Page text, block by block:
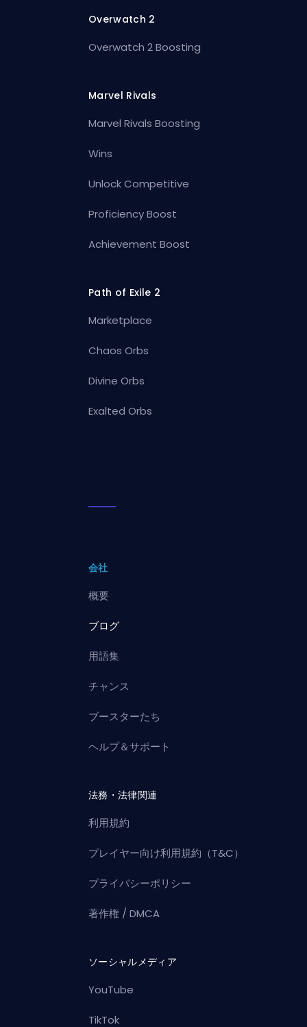
Overwatch 2
Overwatch 2 Boosting
Marvel Rivals
Marvel Rivals Boosting
Wins
Unlock Competitive
Proficiency Boost
Achievement Boost
Path of Exile 2
Marketplace
Chaos Orbs
Divine Orbs
Exalted Orbs
会社
概要
ブログ
用語集
チャンス
ブースターたち
ヘルプ＆サポート
法務・法律関連
利用規約
プレイヤー向け利用規約（T&C）
プライバシーポリシー
著作権 / DMCA
ソーシャルメディア
YouTube
TikTok